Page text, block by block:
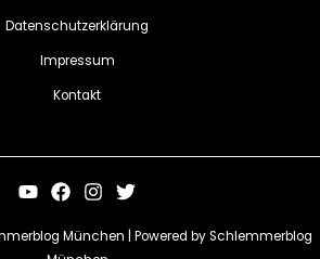
Datenschutzerklärung
Impressum
Kontakt
München | Powered by Schlemmerblog